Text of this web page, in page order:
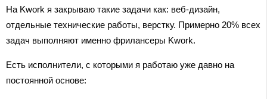
На Kwork я закрываю такие задачи как: веб-дизайн,
отдельные технические работы, верстку. Примерно 20% всех
задач выполняют именно фрилансеры Kwork.
Есть исполнители, с которыми я работаю уже давно на
постоянной основе: